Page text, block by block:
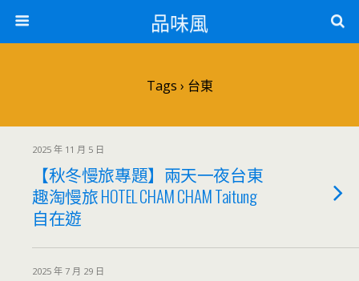
品味風
Tags › 台東
2025 年 11 月 5 日
【秋冬慢旅專題】兩天一夜台東
趣淘慢旅 HOTEL CHAM CHAM Taitung
自在遊
2025 年 7 月 29 日